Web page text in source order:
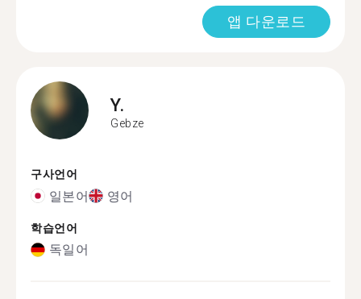
앱 다운로드
Y.
Gebze
구사언어
일본어 영어
학습언어
독일어